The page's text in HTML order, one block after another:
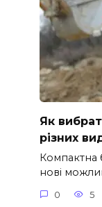
Як
різних
Компактна
нові
0 5